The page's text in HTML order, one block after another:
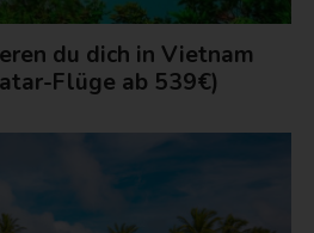
du dich in Vietnam
Flüge ab 539€)